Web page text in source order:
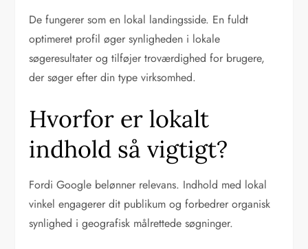
De fungerer som en lokal landingsside. En fuldt
optimeret profil øger synligheden i lokale
søgeresultater og tilføjer troværdighed for brugere,
der søger efter din type virksomhed.
Hvorfor er lokalt
indhold så vigtigt?
Fordi Google belønner relevans. Indhold med lokal
vinkel engagerer dit publikum og forbedrer organisk
synlighed i geografisk målrettede søgninger.